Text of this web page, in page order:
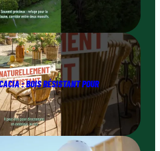
: BOIS RÉSISTANT POUR